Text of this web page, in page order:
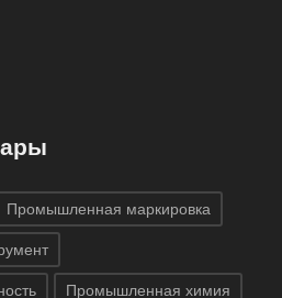
Промышленная маркировка
Промышленная химия